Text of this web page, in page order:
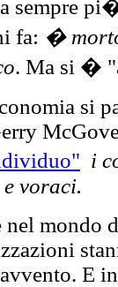
sempre
fa: �
. Ma si �
si
i
voraci.
nel mondo
E